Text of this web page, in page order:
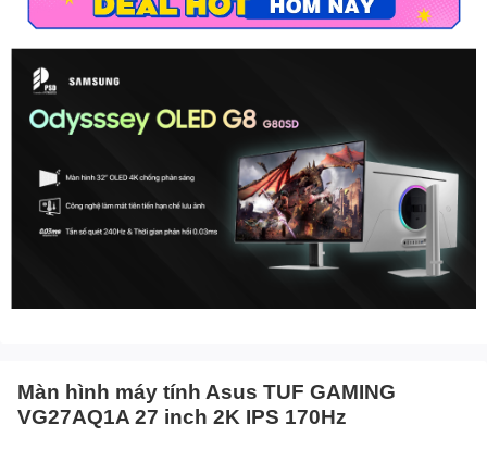
Màn hình máy tính Asus TUF GAMING
VG27AQ1A 27 inch 2K IPS 170Hz